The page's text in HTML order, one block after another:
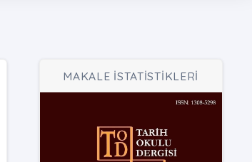
MAKALE İSTATİSTİKLERİ